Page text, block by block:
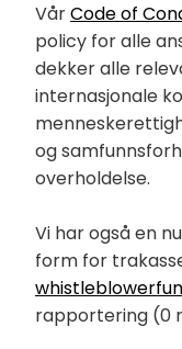
VårCode of
policy for alle
dekker alle
internasjonale
og
overholdelse.
Vi har også en
form for
rapportering (0